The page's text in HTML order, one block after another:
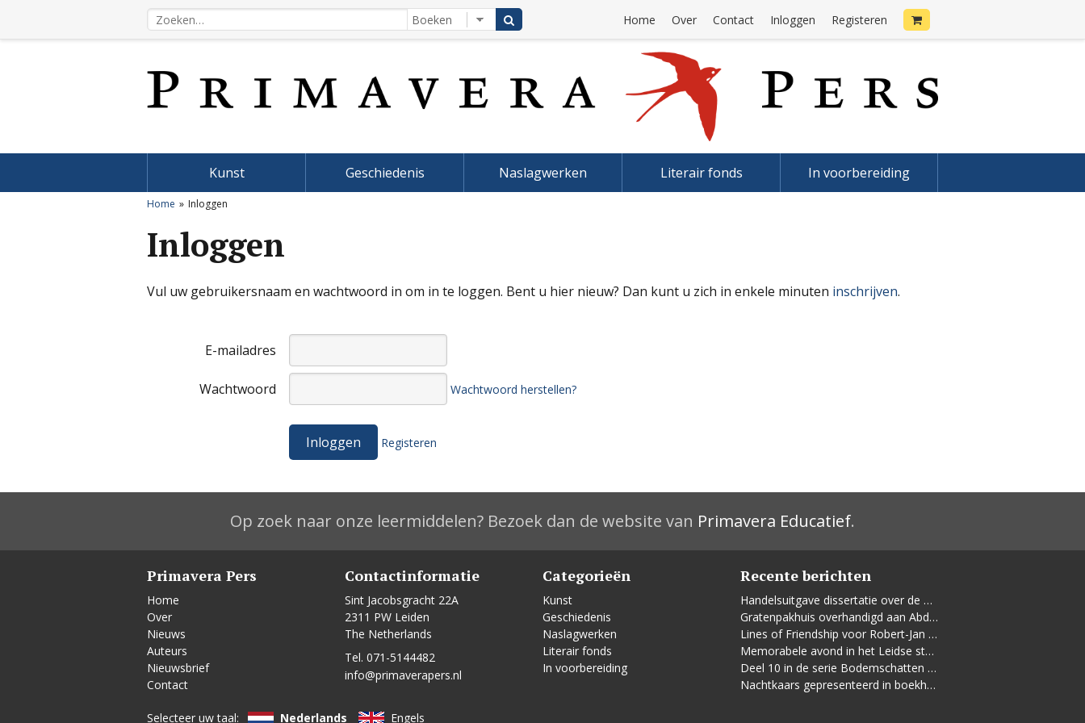
Home Over Contact Inloggen Registeren
Kunst Geschiedenis Naslagwerken Literair fonds In voorbereiding
Home Inloggen
Inloggen
Vul uw gebruikersnaam en wachtwoord in om in te loggen. Bent u hier nieuw? Dan kunt u zich in enkele minuten inschrijven.
E-mailadres
Wachtwoord Wachtwoord herstellen?
Registeren
Op zoek naar onze leermiddelen? Bezoek dan de website van Primavera Educatief.
Primavera Pers
Home
Over
Nieuws
Auteurs
Nieuwsbrief
Contact
Contactinformatie
Sint Jacobsgracht 22A
2311 PW Leiden
The Netherlands
Tel. 071-5144482
info@primaverapers.nl
Categorieën
Kunst
Geschiedenis
Naslagwerken
Literair fonds
In voorbereiding
Recente berichten
Handelsuitgave dissertatie over de Leidse vrouwenbeweging
Gratenpakhuis overhandigd aan Abdelhaq Jermoumi
Lines of Friendship voor Robert-Jan te Rijdt
Memorabele avond in het Leidse stadhuis
Deel 10 in de serie Bodemschatten en Bouwgeheimen verschenen
Nachtkaars gepresenteerd in boekhandel De Kler
Selecteer uw taal: Nederlands Engels